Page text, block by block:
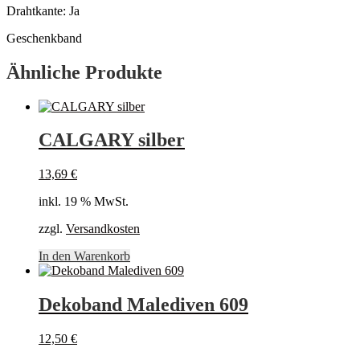
Drahtkante: Ja
Geschenkband
Ähnliche Produkte
CALGARY silber
13,69 €
inkl. 19 % MwSt.
zzgl. Versandkosten
In den Warenkorb
Dekoband Malediven 609
12,50 €